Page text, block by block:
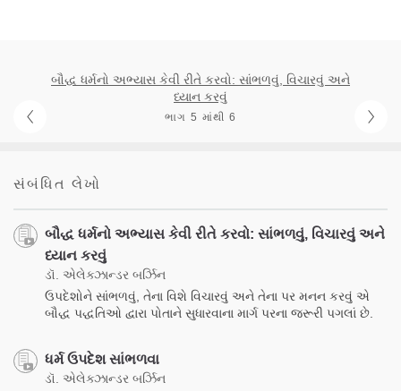
બૌદ્ધ ધર્મનો અભ્યાસ કેવી રીતે કરવો: સાંભળવું, વિચારવું અને
ધ્યાન કરવું
ભાગ 5 માંથી 6
સંબંધિત લેખો
બૌદ્ધ ધર્મનો અભ્યાસ કેવી રીતે કરવો: સાંભળવું, વિચારવું અને
ધ્યાન કરવું
ડૉ. એલેક્ઝાન્ડર બર્ઝિન
ઉપદેશોને સાંભળવું, તેના વિશે વિચારવું અને તેના પર મનન કરવું એ
બૌદ્ધ પદ્ધતિઓ દ્વારા પોતાને સુધારવાના માર્ગ પરના જરૂરી પગલાં છે.
ધર્મ ઉપદેશ સાંભળવા
ડૉ. એલેક્ઝાન્ડર બર્ઝિન